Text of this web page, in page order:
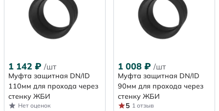
1 142 ₽ /шт
Муфта защитная DN/ID
110мм для прохода через
стенку ЖБИ
Нет оценок
1 008 ₽ /шт
Муфта защитная DN/ID
90мм для прохода через
стенку ЖБИ
5 1 отзыв